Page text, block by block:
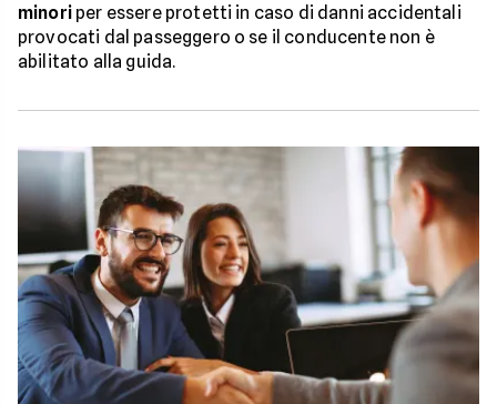
minoriper essere protetti in caso di danni accidentali
provocati dal passeggero o se il conducente non è
abilitato alla guida.